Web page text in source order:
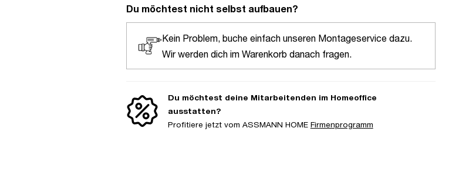
Du möchtest nicht selbst aufbauen?
Kein Problem, buche einfach unseren Montageservice dazu.
Wir werden dich im Warenkorb danach fragen.
Du möchtest deine Mitarbeitenden im Homeoffice
ausstatten?
Profitiere jetzt vom ASSMANN HOME Firmenprogramm